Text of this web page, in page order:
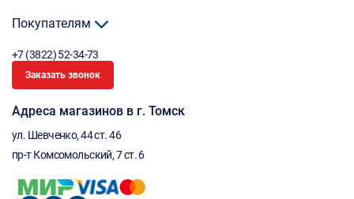
Покупателям
+7 (3822) 52-34-73
Заказать звонок
Адреса магазинов в г. Томск
ул. Шевченко, 44 ст. 46
пр-т Комсомольский, 7 ст. 6